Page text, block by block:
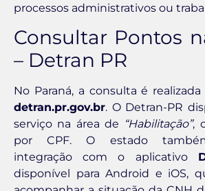
processos administrativos ou
Consultar Pontos
– Detran PR
No Paraná, a consulta é
detran.pr.gov.br. O Detran-PR
serviço na área de “Habilitação”,
por CPF. O estado
integração com o aplicativo
disponível para Android e iOS,